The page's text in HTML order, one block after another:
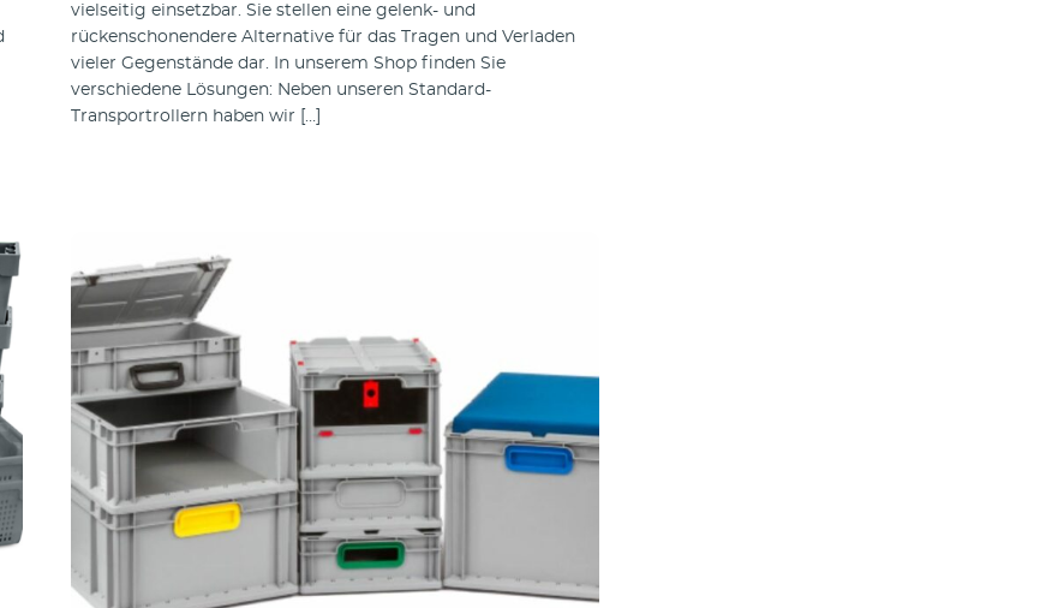
vielseitig einsetzbar. Sie stellen eine gelenk- und
rückenschonendere Alternative für das Tragen und Verladen
vieler Gegenstände dar. In unserem Shop finden Sie
verschiedene Lösungen: Neben unseren Standard-
Transportrollern haben wir […]